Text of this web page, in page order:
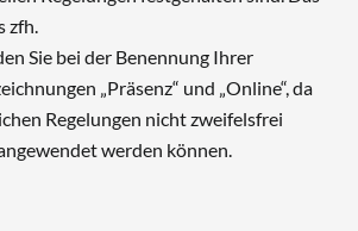
zfh.
Sie bei der Benennung Ihrer
„Präsenz“ und „Online“, da
Regelungen nicht zweifelsfrei
werden können.